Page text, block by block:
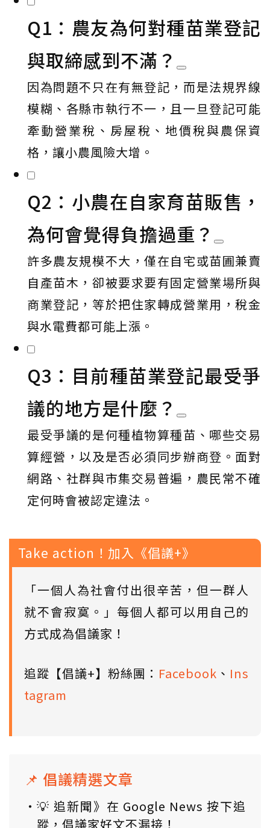
Q1：農友為何對種苗業登記
與取締感到不滿？
因為問題不只在有無登記，而是法規界線
模糊、各縣市執行不一，且一旦登記可能
牽動營業稅、房屋稅、地價稅與農保資
格，讓小農風險大增。
Q2：小農在自家育苗販售，
為何會覺得負擔過重？
許多農友規模不大，僅在自宅或苗圃兼賣
自產苗木，卻被要求要有固定營業場所與
商業登記，等於把住家轉成營業用，稅金
與水電費都可能上漲。
Q3：目前種苗業登記最受爭
議的地方是什麼？
最受爭議的是何種植物算種苗、哪些交易
算經營，以及是否必須同步辦商登。面對
網路、社群與市集交易普遍，農民常不確
定何時會被認定違法。
Take action！加入《倡議+》
「一個人為社會付出很辛苦，但一群人
就不會寂寞。」每個人都可以用自己的
方式成為倡議家！
追蹤【倡議+】粉絲團： Facebook 、 Ins
tagram
📌 倡議精選文章
💡 追新聞》在 Google News 按下追
蹤，倡議家好文不漏接！